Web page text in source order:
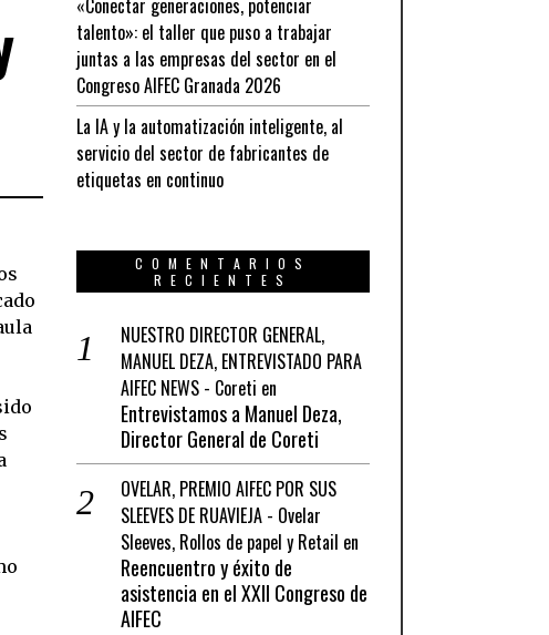
«Conectar generaciones, potenciar
talento»: el taller que puso a trabajar
juntas a las empresas del sector en el
Congreso AIFEC Granada 2026
La IA y la automatización inteligente, al
servicio del sector de fabricantes de
etiquetas en continuo
COMENTARIOS
RECIENTES
NUESTRO DIRECTOR GENERAL,
MANUEL DEZA, ENTREVISTADO PARA
AIFEC NEWS - Coreti en
Entrevistamos a Manuel Deza,
Director General de Coreti
OVELAR, PREMIO AIFEC POR SUS
SLEEVES DE RUAVIEJA - Ovelar
Sleeves, Rollos de papel y Retail en
Reencuentro y éxito de
asistencia en el XXII Congreso de
AIFEC